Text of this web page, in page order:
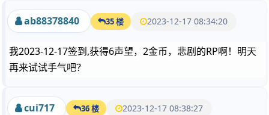
ab88378840 35 楼 2023-12-17 08:34:20
我2023-12-17签到,获得6声望，2金币，悲剧的RP啊！明天
再来试试手气吧？
cui717 36 楼 2023-12-17 08:38:27